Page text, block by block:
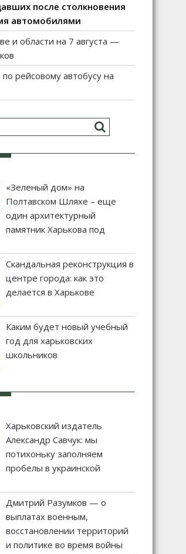
после столкновения
автомобилями
и области на 7 августа —
рейсовому автобусу на
«Зеленый дом» на
Полтавском Шляхе – еще
один архитектурный
памятник Харькова под
Скандальная реконструкция в
центре города: как это
делается в Харькове
Каким будет новый учебный
год для харьковских
школьников
Харьковский издатель
Александр Савчук: мы
потихоньку заполняем
пробелы в украинской
Дмитрий Разумков — о
выплатах военным,
восстановлении территорий
и политике во время войны